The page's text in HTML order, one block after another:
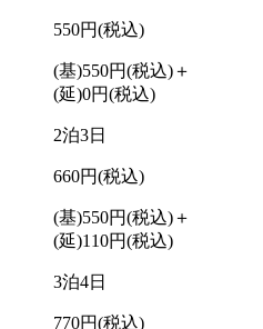
550円(税込)
(基)550円(税込)＋
(延)0円(税込)
2泊3日
660円(税込)
(基)550円(税込)＋
(延)110円(税込)
3泊4日
770円(税込)